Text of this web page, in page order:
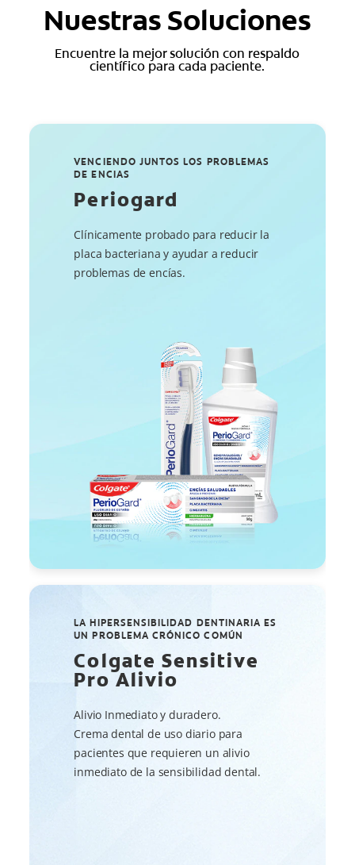
Nuestras Soluciones
Encuentre la mejor solución con respaldo
científico para cada paciente.
VENCIENDO JUNTOS LOS PROBLEMAS
DE ENCIAS
Periogard
Clínicamente probado para reducir la
placa bacteriana y ayudar a reducir
problemas de encías.
LA HIPERSENSIBILIDAD DENTINARIA ES
UN PROBLEMA CRÓNICO COMÚN
Colgate Sensitive
Pro Alivio
Alivio Inmediato y duradero.
Crema dental de uso diario para
pacientes que requieren un alivio
inmediato de la sensibilidad dental.